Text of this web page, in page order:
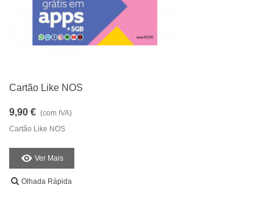
Cartão Like NOS
9,90 € (com IVA)
Cartão Like NOS
Ver Mais
Olhada Rápida